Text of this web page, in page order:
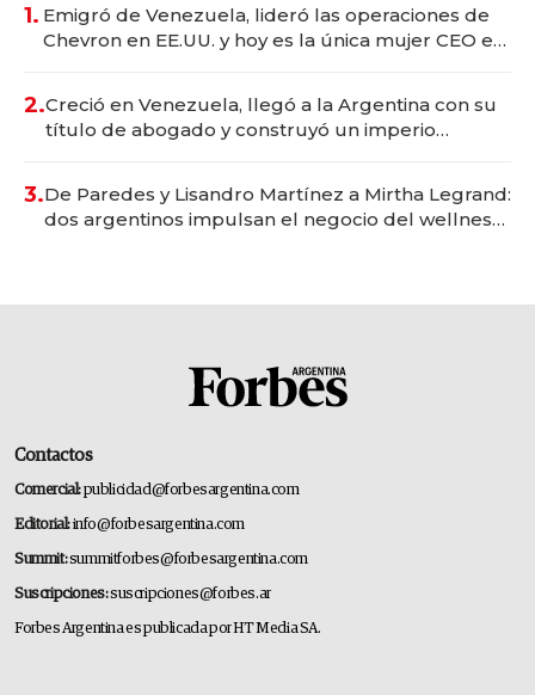
1. Emigró de Venezuela, lideró las operaciones de
Chevron en EE.UU. y hoy es la única mujer CEO en
2.Creció en Venezuela, llegó a la Argentina con su
título de abogado y construyó un imperio
3.De Paredes y Lisandro Martínez a Mirtha Legrand:
dos argentinos impulsan el negocio del wellness
Contactos
Comercial:publicidad@forbesargentina.com
Editorial:info@forbesargentina.com
Summit:summitforbes@forbesargentina.com
Suscripciones:suscripciones@forbes.ar
Forbes Argentina es publicada por HT Media SA.